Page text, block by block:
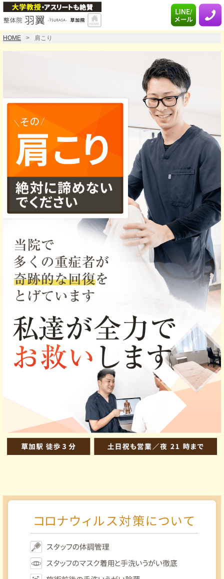
HOME 肩こり